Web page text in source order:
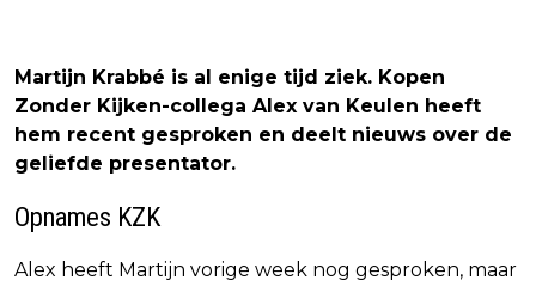
Martijn Krabbé is al enige tijd ziek. Kopen
Zonder Kijken-collega Alex van Keulen heeft
hem recent gesproken en deelt nieuws over de
geliefde presentator.
Opnames KZK
Alex heeft Martijn vorige week nog gesproken, maar